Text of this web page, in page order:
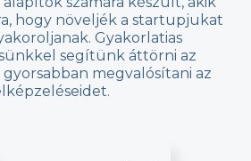
hogy növeljék a startupjukat
Gyakorlatias
segítünk áttörni az
gyorsabban megvalósítani az